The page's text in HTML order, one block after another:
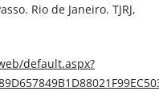
Rio de Janeiro. TJRJ,
default.aspx?